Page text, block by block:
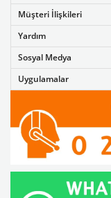
Müşteri İlişkileri
Yardım
Sosyal Medya
Uygulamalar